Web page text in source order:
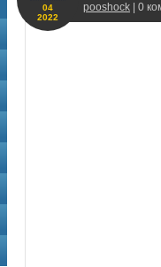
pooshock | 0
04
2022